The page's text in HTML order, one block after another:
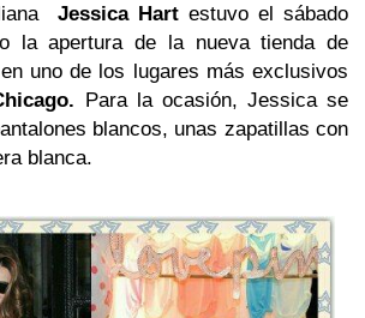
Jessica Hart estuvo el sábado
la apertura de la nueva tienda de
en uno de los lugares más exclusivos
. Para la ocasión, Jessica se
blancos, unas zapatillas con
blanca.